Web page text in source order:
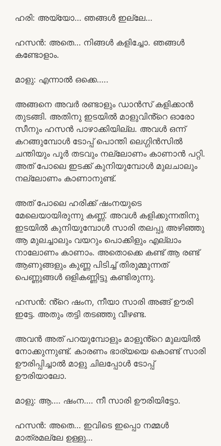
ഹരി: അയ്യോ… ഞങ്ങൾ ഇല്ലേ…
ഹസൻ: അതെ… നിങ്ങൾ കളിച്ചോ. ഞങ്ങൾ
കണ്ടോളാം.
മാളു: എന്നാൽ ഒക്കെ…..
അങ്ങനെ അവർ രണ്ടാളും ഡാൻസ് കളിക്കാൻ
തുടങ്ങി. അതിനു ഇടയിൽ മാളുവിൻ്റെ ഓരോ
സീനും ഹസൻ പാഴാക്കിയില്ല. അവൾ ഒന്ന്
കറങ്ങുമ്പോൾ ടോപ്പ് പൊന്തി ലെഗ്ഗിൻസിൽ
ചന്തിയും പൂർ തടവും നല്ലോണം കാണാൻ പറ്റി.
അത് പോലെ ഇടക്ക് കുനിയുമ്പോൾ മുലചാലും
നല്ലോണം കാണാനുണ്ട്.
അത് പോലെ ഹരിക്ക് ഷംനയുടെ
മേലെയായിരുന്നു കണ്ണ്. അവൾ കളിക്കുന്നതിനു
ഇടയിൽ കുനിയുമ്പോൾ സാരി തലപ്പു അഴിഞ്ഞു
ആ മുലച്ചാലും വയറും പൊക്കിളും എല്ലാം
നാലോണം കാണാം. അതൊക്കെ കണ്ട് ആ രണ്ട്
ആണുങ്ങളും കുണ്ണ പിടിച്ച് തിരുമ്മുന്നത്
പെണ്ണുങ്ങൾ ഒളികണ്ണിട്ടു കണ്ടിരുന്നു.
ഹസൻ: ൻ്റെ ഷംന, നീയാ സാരി അങ്ങ് ഊരി
ഇട്ടേ. അതും തട്ടി തടഞ്ഞു വീഴണ്ട.
അവൻ അത് പറയുമ്പോളും മാളൂൻ്റെ മുലയിൽ
നോക്കുന്നുണ്ട്. കാരണം ഭാര്യയെ കൊണ്ട് സാരി
ഊരിപ്പിച്ചാൽ മാളു ചിലപ്പോൾ ടോപ്പ്
ഊരിയാലോ.
മാളു: ആ…. ഷംന…. നീ സാരി ഊരിയിട്ടോ.
ഹസൻ: അതെ… ഇവിടെ ഇപ്പൊ നമ്മൾ
മാത്രമല്ലേ ഉള്ളു…